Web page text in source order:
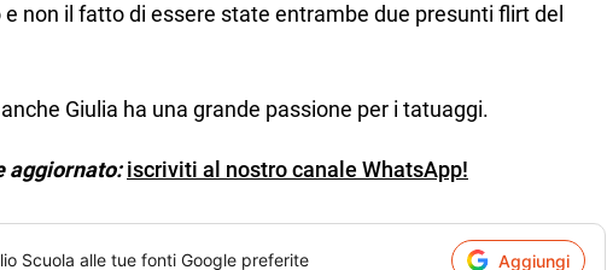
non il fatto di essere state entrambe due presunti flirt del
Giulia ha una grande passione per i tatuaggi.
aggiornato: iscriviti al nostro canale WhatsApp!
Scuola alle tue fonti Google preferite Aggiungi